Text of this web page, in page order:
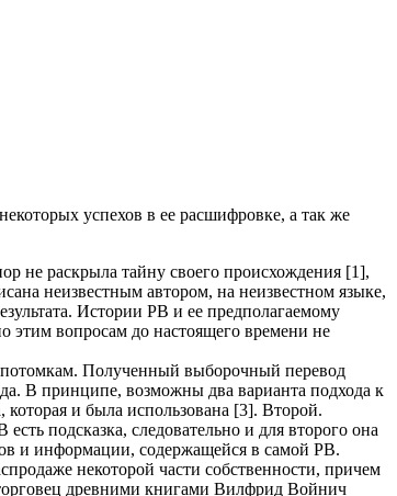
успехов в ее расшифровке, а так же
не раскрыла тайну своего происхождения [1],
неизвестным автором, на неизвестном языке,
Истории РВ и ее предполагаемому
этим вопросам до настоящего времени не
Полученный выборочный перевод
В принципе, возможны два варианта подхода к
и была использована [3]. Второй.
подсказка, следовательно и для второго она
и информации, содержащейся в самой РВ.
некоторой части собственности, причем
древними книгами Вилфрид Войнич